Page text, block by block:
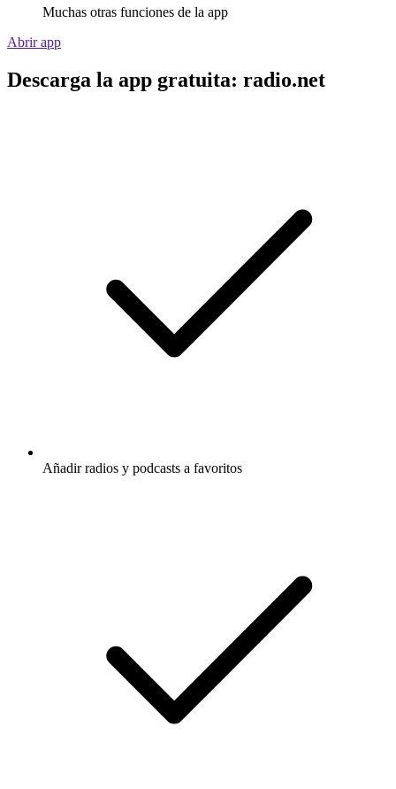
Muchas otras funciones de la app
Abrir app
Descarga la app gratuita: radio.net
Añadir radios y podcasts a favoritos